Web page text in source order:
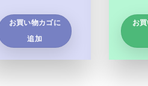
お買い物カゴに
追加
お